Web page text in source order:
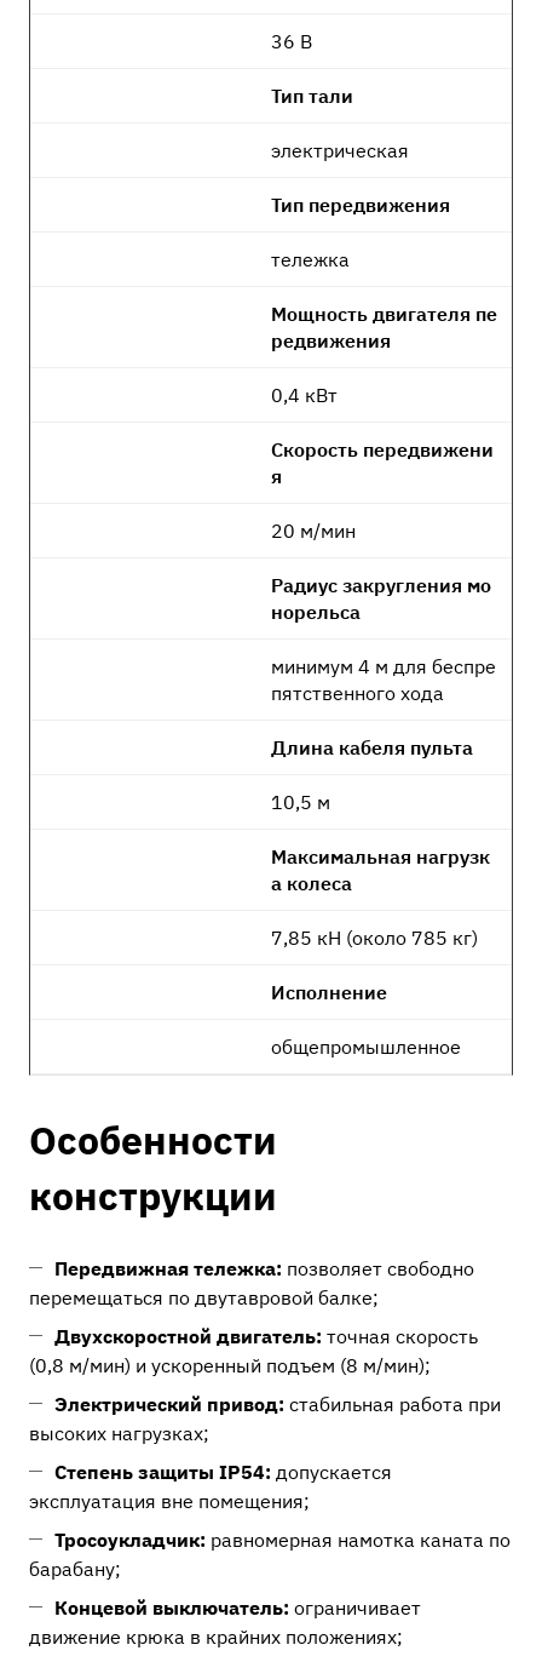
36 В
Тип тали
электрическая
Тип передвижения
тележка
Мощность двигателя пе
редвижения
0,4 кВт
Скорость передвижени
я
20 м/мин
Радиус закругления мо
норельса
минимум 4 м для беспре
пятственного хода
Длина кабеля пульта
10,5 м
Максимальная нагрузк
а колеса
7,85 кН (около 785 кг)
Исполнение
общепромышленное
Особенности
конструкции
Передвижная тележка: позволяет свободно
перемещаться по двутавровой балке;
Двухскоростной двигатель: точная скорость
(0,8 м/мин) и ускоренный подъем (8 м/мин);
Электрический привод: стабильная работа при
высоких нагрузках;
Степень защиты IP54: допускается
эксплуатация вне помещения;
Тросоукладчик: равномерная намотка каната по
барабану;
Концевой выключатель: ограничивает
движение крюка в крайних положениях;